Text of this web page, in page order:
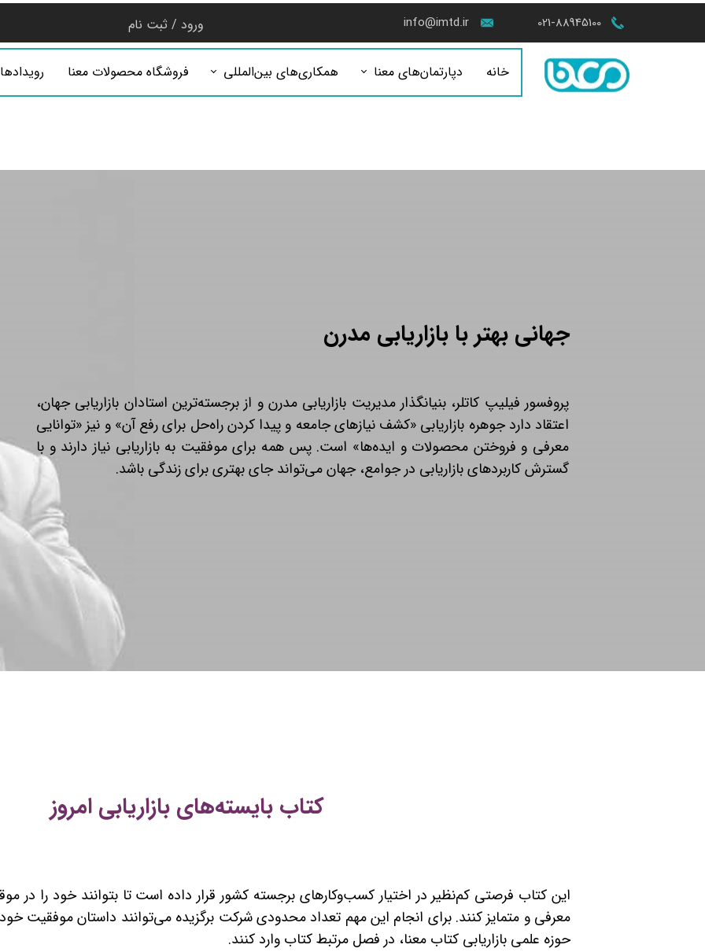
021-88945100
info@imtd.ir ورود / ثبت نام
حساب کاربری من
تغییر گذر واژه
خروج از حساب
خانه دپارتمان‌های معنا همکاری‌های بین‌المللی فروشگاه محصولات معنا
جهانی بهتر با بازاریابی مدرن
پروفسور فیلیپ کاتلر، بنیانگذار مدیریت بازاریابی مدرن و از برجسته‌ترین استادان بازاریابی جهان،
اعتقاد دارد جوهره بازاریابی «کشف نیازهای جامعه و پیدا کردن راه‌حل برای رفع آن» و نیز «توانایی
معرفی و فروختن محصولات و ایده‌ها» است. پس همه برای موفقیت به بازاریابی نیاز دارند و با
گسترش کاربردهای بازاریابی در جوامع، جهان می‌تواند جای بهتری برای زندگی باشد.
کتاب بایسته‌های بازاریابی امروز
این کتاب فرصتی کم‌نظیر در اختیار کسب‌وکارهای برجسته کشور قرار داده است تا بتوانند خود را در
معرفی و متمایز کنند. برای انجام این مهم تعداد محدودی شرکت برگزیده می‌توانند داستان موفقیت
حوزه علمی بازاریابی کتاب معنا، در فصل‌ مرتبط کتاب وارد کنند.​​​​​​​​​​​​​